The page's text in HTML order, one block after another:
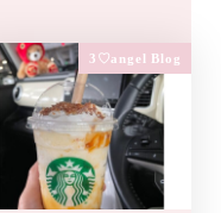
3♡angel Blog